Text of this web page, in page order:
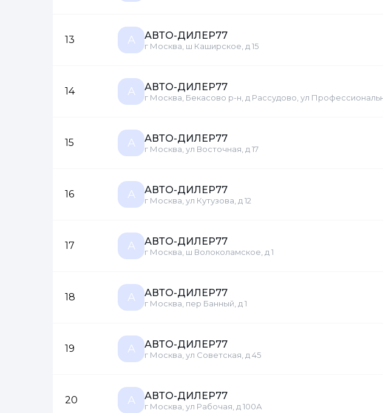
Отправьте заявку через мессенджер-бот —
Отправьте заявку через мессенджер-бот —
13 А АВТО-ДИЛЕР77
г Москва, ш Каширское, д 15
14 А АВТО-ДИЛЕР77
г Москва, Бекасово р-н, д Рассудово, ул
15 А АВТО-ДИЛЕР77
г Москва, ул Восточная, д 17
16 А АВТО-ДИЛЕР77
г Москва, ул Кутузова, д 12
17 А АВТО-ДИЛЕР77
г Москва, ш Волоколамское, д 1
18 А АВТО-ДИЛЕР77
г Москва, пер Банный, д 1
19 А АВТО-ДИЛЕР77
г Москва, ул Советская, д 45
20 А АВТО-ДИЛЕР77
г Москва, ул Рабочая, д 100А